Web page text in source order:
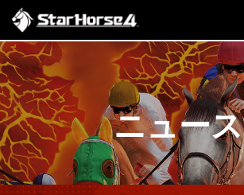
ニュース